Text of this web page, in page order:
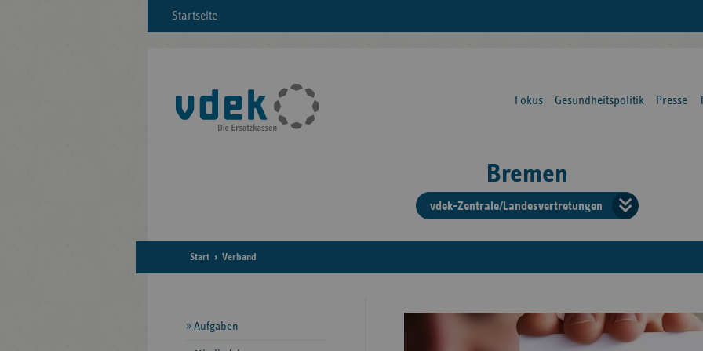
Startseite
Fokus Gesundheitspolitik Presse
Bremen
vdek-Zentrale/Landesvertretungen
der
Start Verband
Seitennavigation
Aufgaben